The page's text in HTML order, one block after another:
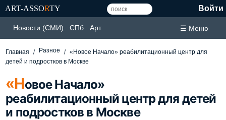
ART-ASSORTY Войти
Новости (СМИ) СПб Арт ☰ Меню
Главная Разное
«Новое Начало» реабилитационный центр для
детей и подростков в Москве
«Новое Начало»
реабилитационный центр для детей
и подростков в Москве